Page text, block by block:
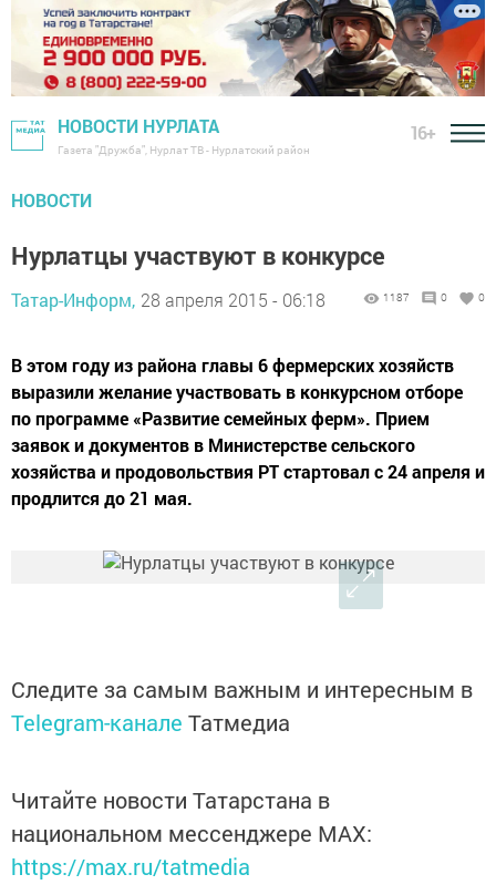
НОВОСТИ НУРЛАТА
Газета "Дружба", Нурлат ТВ - Нурлатский район
16+
НОВОСТИ
Нурлатцы участвуют в конкурсе
Татар-Информ, 28 апреля 2015 - 06:18 1187 0 0
В этом году из района главы 6 фермерских хозяйств
выразили желание участвовать в конкурсном отборе
по программе «Развитие семейных ферм». Прием
заявок и документов в Министерстве сельского
хозяйства и продовольствия РТ стартовал с 24 апреля и
продлится до 21 мая.
Следите за самым важным и интересным в
Telegram-канале Татмедиа
Читайте новости Татарстана в
национальном мессенджере MАХ:
https://max.ru/tatmedia